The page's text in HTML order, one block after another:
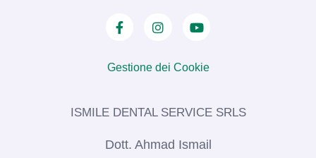
Gestione dei Cookie
ISMILE DENTAL SERVICE SRLS​
Dott. Ahmad Ismail